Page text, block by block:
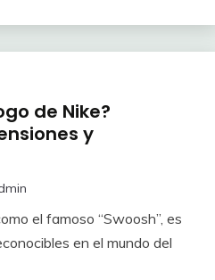
de Nike?
y
el famoso “Swoosh”, es
en el mundo del